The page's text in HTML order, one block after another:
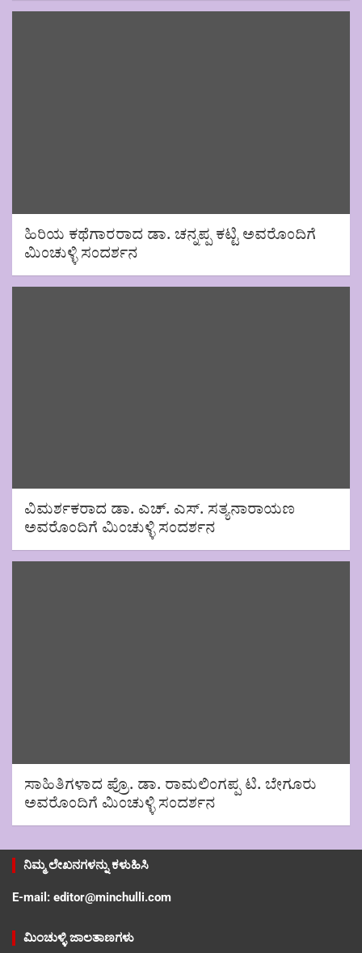
ಹಿರಿಯ ಕಥೆಗಾರರಾದ ಡಾ. ಚನ್ನಪ್ಪ ಕಟ್ಟಿ ಅವರೊಂದಿಗೆ
ಮಿಂಚುಳ್ಳಿ ಸಂದರ್ಶನ
ವಿಮರ್ಶಕರಾದ ಡಾ. ಎಚ್. ಎಸ್. ಸತ್ಯನಾರಾಯಣ
ಅವರೊಂದಿಗೆ ಮಿಂಚುಳ್ಳಿ ಸಂದರ್ಶನ
ಸಾಹಿತಿಗಳಾದ ಪ್ರೊ. ಡಾ. ರಾಮಲಿಂಗಪ್ಪ ಟಿ. ಬೇಗೂರು
ಅವರೊಂದಿಗೆ ಮಿಂಚುಳ್ಳಿ ಸಂದರ್ಶನ
ನಿಮ್ಮ ಲೇಖನಗಳನ್ನು ಕಳುಹಿಸಿ
E-mail: editor@minchulli.com
ಮಿಂಚುಳ್ಳಿ ಜಾಲತಾಣಗಳು